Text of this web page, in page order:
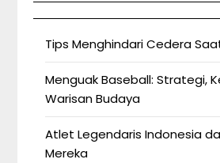
Tips Menghindari Cedera
Menguak Baseball: Strategi,
Warisan Budaya
Atlet Legendaris Indonesia
Mereka